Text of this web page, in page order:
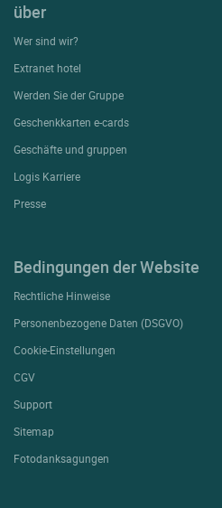
über
Wer sind wir?
Extranet hotel
Werden Sie der Gruppe
Geschenkkarten e-cards
Geschäfte und gruppen
Logis Karriere
Presse
Bedingungen der Website
Rechtliche Hinweise
Personenbezogene Daten (DSGVO)
Cookie-Einstellungen
CGV
Support
Sitemap
Fotodanksagungen